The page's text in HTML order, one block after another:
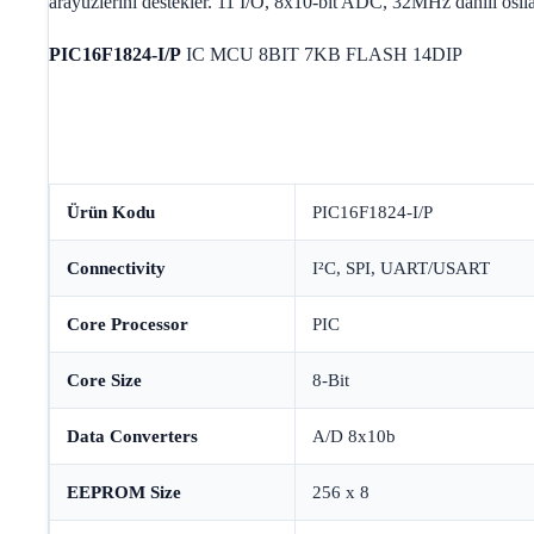
PIC16F1824-I/P IC MCU 8BIT 7KB FLASH 14DIP
Ürün Kodu PIC16F1824-I/P
Connectivity I²C, SPI, UART/USART
Core Processor PIC
Core Size 8-Bit
Data Converters A/D 8x10b
EEPROM Size 256 x 8